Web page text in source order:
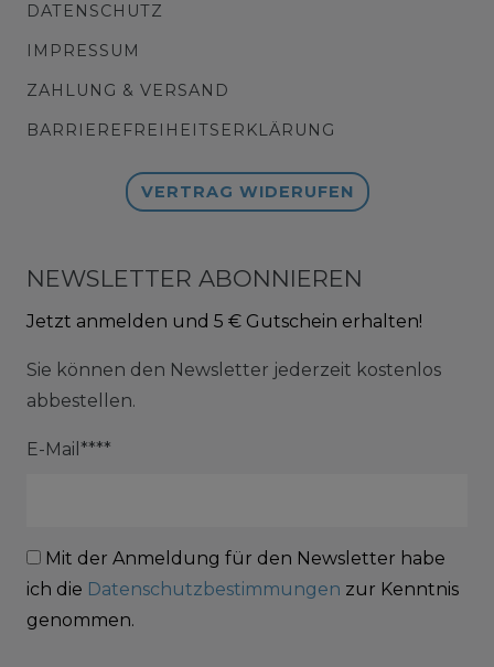
DATENSCHUTZ
IMPRESSUM
ZAHLUNG & VERSAND
BARRIEREFREIHEITSERKLÄRUNG
VERTRAG WIDERUFEN
NEWSLETTER ABONNIEREN
Jetzt anmelden und 5 € Gutschein erhalten!
Sie können den Newsletter jederzeit kostenlos
abbestellen.
E-Mail****
Mit der Anmeldung für den Newsletter habe
ich die Datenschutzbestimmungen zur Kenntnis
genommen.